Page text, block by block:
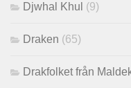
Djwhal Khul (9)
Draken (65)
Drakfolket från